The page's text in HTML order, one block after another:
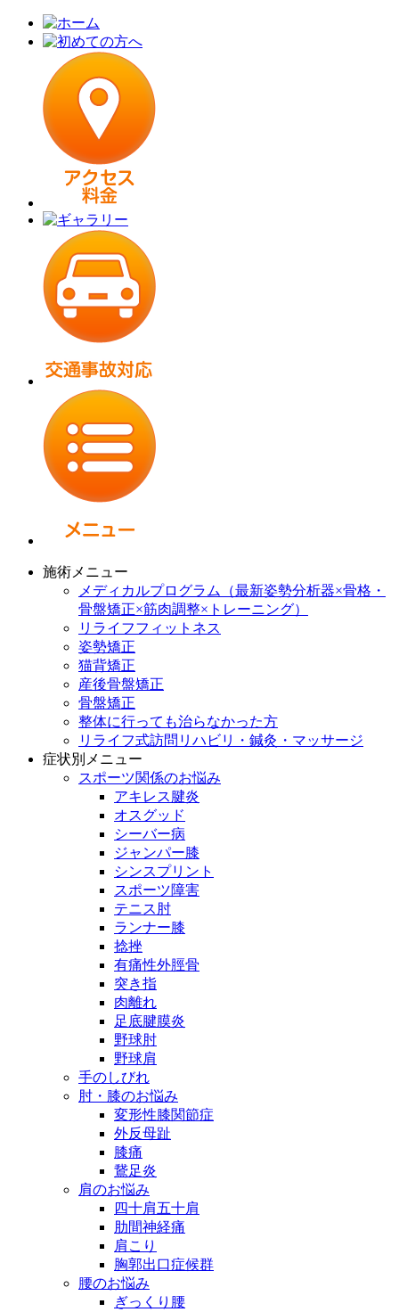
施術メニュー
メディカルプログラム（最新姿勢分析器×骨格・
骨盤矯正×筋肉調整×トレーニング）
リライフフィットネス
姿勢矯正
猫背矯正
産後骨盤矯正
骨盤矯正
整体に行っても治らなかった方
リライフ式訪問リハビリ・鍼灸・マッサージ
症状別メニュー
スポーツ関係のお悩み
アキレス腱炎
オスグッド
シーバー病
ジャンパー膝
シンスプリント
スポーツ障害
テニス肘
ランナー膝
捻挫
有痛性外脛骨
突き指
肉離れ
足底腱膜炎
野球肘
野球肩
手のしびれ
肘・膝のお悩み
変形性膝関節症
外反母趾
膝痛
鵞足炎
肩のお悩み
四十肩五十肩
肋間神経痛
肩こり
胸郭出口症候群
腰のお悩み
ぎっくり腰